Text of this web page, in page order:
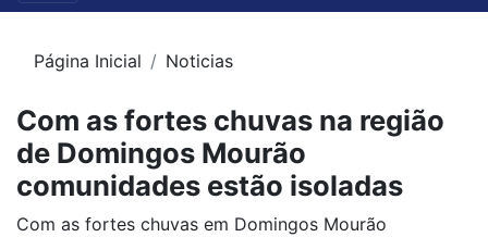
Página Inicial Noticias
Com as fortes chuvas na região
de Domingos Mourão
comunidades estão isoladas
Com as fortes chuvas em Domingos Mourão